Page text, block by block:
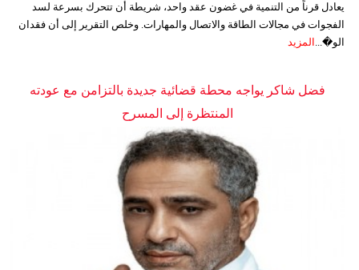
يعادل قرناً من التنمية في غضون عقد واحد، شريطة أن تتحرك بسرعة لسد
الفجوات في مجالات الطاقة والاتصال والمهارات. وخلص التقرير إلى أن فقدان
الو�... المزيد
فضل شاكر يواجه محطة قضائية جديدة بالتزامن مع عودته
المنتظرة إلى المسرح